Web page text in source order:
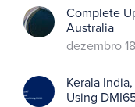
Complete
Australia
dezembro
Kerala
Using